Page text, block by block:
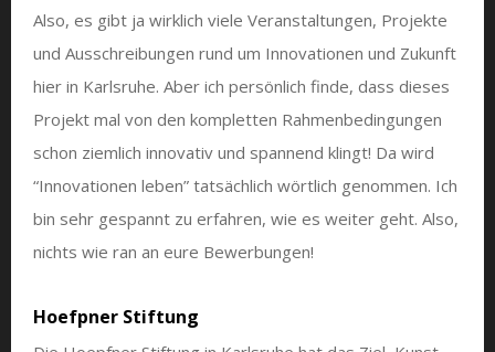
Also, es gibt ja wirklich viele Veranstaltungen, Projekte
und Ausschreibungen rund um Innovationen und Zukunft
hier in Karlsruhe. Aber ich persönlich finde, dass dieses
Projekt mal von den kompletten Rahmenbedingungen
schon ziemlich innovativ und spannend klingt! Da wird
“Innovationen leben” tatsächlich wörtlich genommen. Ich
bin sehr gespannt zu erfahren, wie es weiter geht. Also,
nichts wie ran an eure Bewerbungen!
Hoefpner Stiftung